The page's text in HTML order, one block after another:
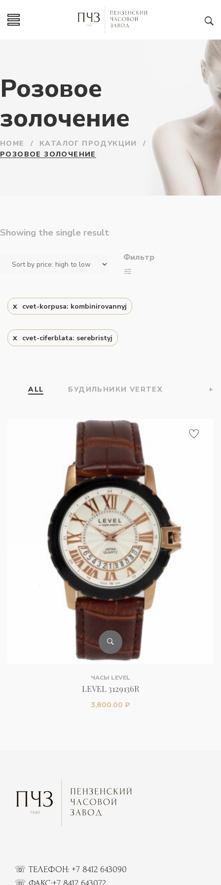
Розовое
золочение
HOME / КАТАЛОГ ПРОДУКЦИИ
/
РОЗОВОЕ ЗОЛОЧЕНИЕ
Showing the single result
Фильтр
cvet-korpusa: kombinirovannyj
cvet-ciferblata: serebristyj
ALL БУДИЛЬНИКИ VERTEX +
ЧАСЫ LEVEL
LEVEL 3129136R
3,800.00 ₽
☏ ТЕЛЕФОН: +7 8412 643090